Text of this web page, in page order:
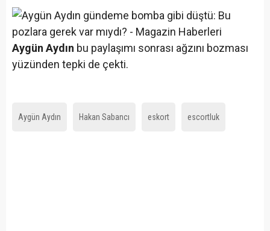
Aygün Aydın bu paylaşımı sonrası ağzını bozması
yüzünden tepki de çekti.
Aygün Aydın Hakan Sabancı eskort escortluk